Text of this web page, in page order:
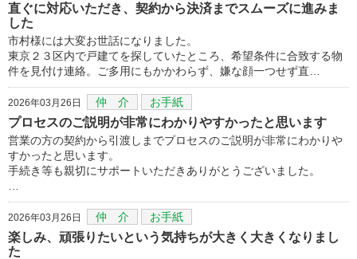
直ぐに対応いただき、契約から決済までスムーズに進みま
した
市村様には大変お世話になりました。
東京２３区内で戸建てを探していたところ、希望条件に合致する物
件を見付け連絡。ご多用にもかかわらず、嫌な顔一つせず直…
2026年03月26日 仲 介 お手紙
プロセスのご説明が非常にわかりやすかったと思います
営業の方の契約から引渡しまでプロセスのご説明が非常にわかりや
すかったと思います。
手続き等も親切にサポートいただきありがとうございました。
2026年03月26日 仲 介 お手紙
楽しみ、頑張りたいという気持ちが大きく大きくなりまし
た